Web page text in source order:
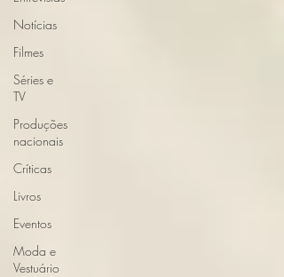
Notícias
Filmes
Séries e
TV
Produções
nacionais
Críticas
Livros
Eventos
Moda e
Vestuário